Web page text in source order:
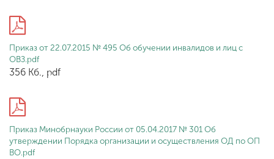
Международная
деятельность
Другие виды
деятельности
Приказ от 22.07.2015 № 495 Об обучении инвалидов и лиц с
ОВЗ.pdf
356 Кб., pdf
Приказ Минобрнауки России от 05.04.2017 № 301 Об
утверждении Порядка организации и осуществления ОД по ОП
ВО.pdf